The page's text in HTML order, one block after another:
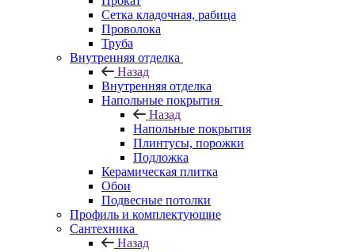
Сетка кладочная, рабица
Проволока
Труба
Внутренняя отделка
Назад
Внутренняя отделка
Напольные покрытия
Назад
Напольные покрытия
Плинтусы, порожки
Подложка
Керамическая плитка
Обои
Подвесные потолки
Профиль и комплектующие
Сантехника
Назад